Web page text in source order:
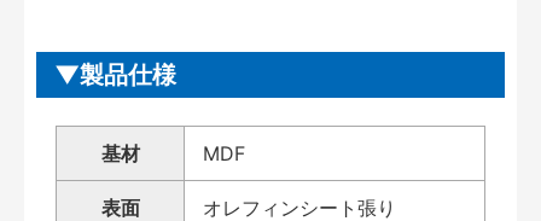
製品仕様
基材 MDF
表面 オレフィンシート張り